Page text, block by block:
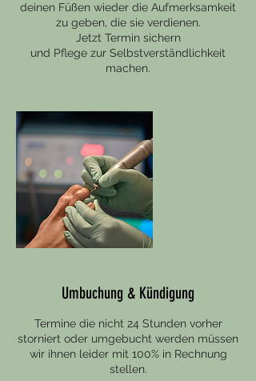
deinen Füßen wieder die Aufmerksamkeit
zu geben, die sie verdienen.
Jetzt Termin sichern
und Pflege zur Selbstverständlichkeit
Umbuchung & Kündigung
Termine die nicht 24 Stunden vorher
storniert oder umgebucht werden müssen
wir ihnen leider mit 100% in Rechnung
stellen.